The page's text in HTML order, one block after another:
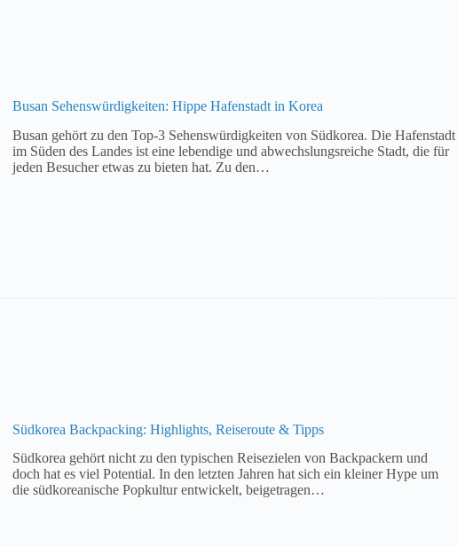
Busan Sehenswürdigkeiten: Hippe Hafenstadt in Korea
Busan gehört zu den Top-3 Sehenswürdigkeiten von Südkorea. Die Hafenstadt
im Süden des Landes ist eine lebendige und abwechslungsreiche Stadt, die für
jeden Besucher etwas zu bieten hat. Zu den…
Südkorea Backpacking: Highlights, Reiseroute & Tipps
Südkorea gehört nicht zu den typischen Reisezielen von Backpackern und
doch hat es viel Potential. In den letzten Jahren hat sich ein kleiner Hype um
die südkoreanische Popkultur entwickelt, beigetragen…